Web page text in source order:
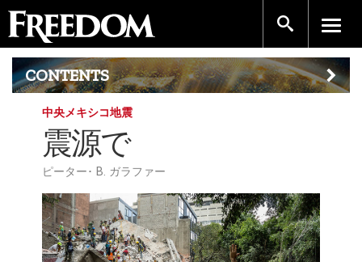
CONTENTS
中央メキシコ地震
震源で
ピーター･ B. ガラファー